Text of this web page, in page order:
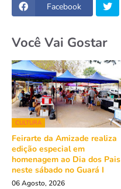
Facebook
Você Vai Gostar
CULTURA
Feirarte da Amizade realiza
edição especial em
homenagem ao Dia dos Pais
neste sábado no Guará I
06 Agosto, 2026